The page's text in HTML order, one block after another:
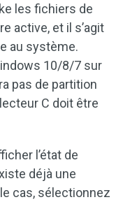
les fichiers de
active, et il s’agit
au système.
10/8/7 sur
pas de partition
C doit être
l’état de
déjà une
cas, sélectionnez